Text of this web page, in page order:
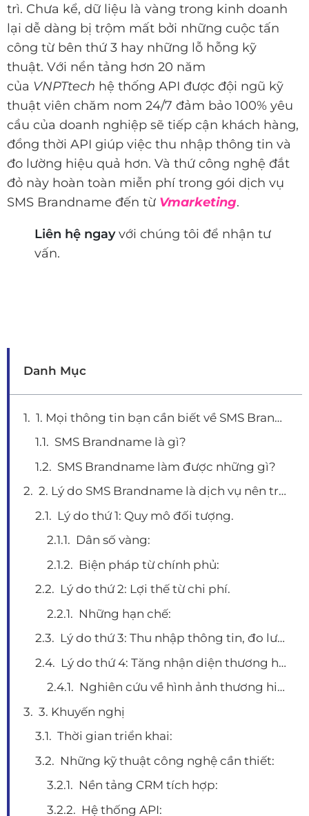
trì. Chưa kể, dữ liệu là vàng trong kinh doanh
lại dễ dàng bị trộm mất bởi những cuộc tấn
công từ bên thứ 3 hay những lỗ hỗng kỹ
thuật. Với nền tảng hơn 20 năm
của VNPTtech hệ thống API được đội ngũ kỹ
thuật viên chăm nom 24/7 đảm bảo 100% yêu
cầu của doanh nghiệp sẽ tiếp cận khách hàng,
đồng thời API giúp việc thu nhập thông tin và
đo lường hiệu quả hơn. Và thứ công nghệ đắt
đỏ này hoàn toàn miễn phí trong gói dịch vụ
SMS Brandname đến từ Vmarketing.
Liên hệ ngayvới chúng tôi để nhận tư
vấn.
Danh Mục
1. Mọi thông tin bạn cần biết về SMS Brandname.
SMS Brandname là gì?
SMS Brandname làm được những gì?
2. Lý do SMS Brandname là dịch vụ nên triển khai.
Lý do thứ 1: Quy mô đối tượng.
Dân số vàng:
Biện pháp từ chính phủ:
Lý do thứ 2: Lợi thế từ chi phí.
Những hạn chế:
Lý do thứ 3: Thu nhập thông tin, đo lường.
Lý do thứ 4: Tăng nhận diện thương hiệu và sự chuyên nghiệp.
Nghiên cứu về hình ảnh thương hiệu:
3. Khuyến nghị
Thời gian triển khai:
Những kỹ thuật công nghệ cần thiết:
Nền tảng CRM tích hợp:
Hệ thống API: